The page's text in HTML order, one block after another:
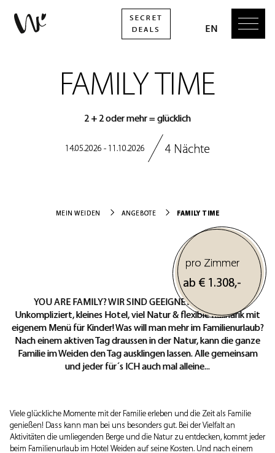
FAMILY TIME
2 + 2 oder mehr = glücklich
14.05.2026 - 11.10.2026 4 Nächte
pro Zimmer
ab € 1.308,-
MEIN WEIDEN ANGEBOTE FAMILY TIME
YOU ARE FAMILY? WIR SIND GEEIGNET VON 0-99 ;-)
Unkompliziert, kleines Hotel, viel Natur & flexible Kulinarik mit
eigenem Menü für Kinder! Was will man mehr im Familienurlaub?
Nach einem aktiven Tag draussen in der Natur, kann die ganze
Familie im Weiden den Tag ausklingen lassen. Alle gemeinsam
und jeder für´s ICH auch mal alleine...
Viele glückliche Momente mit der Familie erleben und die Zeit als Familie
genießen! Dass kann man bei uns besonders gut. Bei der Vielfalt an
Aktivitäten die umliegenden Berge und die Natur zu entdecken, kommt jeder
beim Familienurlaub im Hotel Weiden auf seine Kosten. Und nach einem